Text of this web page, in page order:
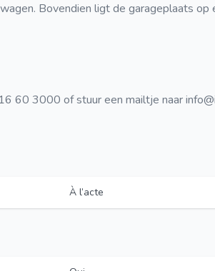
Bovendien ligt de garageplaats
60 3000 of stuur een mailtje naar
À l’acte